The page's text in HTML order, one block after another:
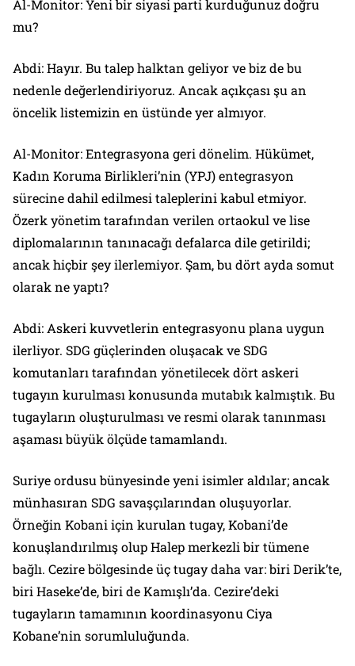
Al-Monitor: Yeni bir siyasi parti kurduğunuz doğru
mu?
Abdi: Hayır. Bu talep halktan geliyor ve biz de bu
nedenle değerlendiriyoruz. Ancak açıkçası şu an
öncelik listemizin en üstünde yer almıyor.
Al-Monitor: Entegrasyona geri dönelim. Hükümet,
Kadın Koruma Birlikleri’nin (YPJ) entegrasyon
sürecine dahil edilmesi taleplerini kabul etmiyor.
Özerk yönetim tarafından verilen ortaokul ve lise
diplomalarının tanınacağı defalarca dile getirildi;
ancak hiçbir şey ilerlemiyor. Şam, bu dört ayda somut
olarak ne yaptı?
Abdi: Askeri kuvvetlerin entegrasyonu plana uygun
ilerliyor. SDG güçlerinden oluşacak ve SDG
komutanları tarafından yönetilecek dört askeri
tugayın kurulması konusunda mutabık kalmıştık. Bu
tugayların oluşturulması ve resmi olarak tanınması
aşaması büyük ölçüde tamamlandı.
Suriye ordusu bünyesinde yeni isimler aldılar; ancak
münhasıran SDG savaşçılarından oluşuyorlar.
Örneğin Kobani için kurulan tugay, Kobani’de
konuşlandırılmış olup Halep merkezli bir tümene
bağlı. Cezire bölgesinde üç tugay daha var: biri Derik’te,
biri Haseke’de, biri de Kamışlı’da. Cezire’deki
tugayların tamamının koordinasyonu Ciya
Kobane’nin sorumluluğunda.